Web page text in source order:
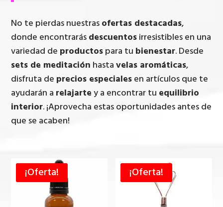
No te pierdas nuestrasofertas destacadas,
donde encontrarásdescuentosirresistibles en una
variedad de productospara tu bienestar. Desde
sets de meditación hastavelas aromáticas,
disfruta de precios especialesen artículos que te
ayudarán a relajartey a encontrar tu equilibrio
interior. ¡Aprovecha estas oportunidades antes de
que se acaben!
¡Oferta! ¡Oferta!